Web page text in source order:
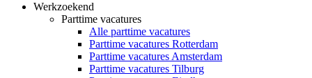
Werkzoekend
Parttime vacatures
Alle parttime vacatures
Parttime vacatures Rotterdam
Parttime vacatures Amsterdam
Parttime vacatures Tilburg